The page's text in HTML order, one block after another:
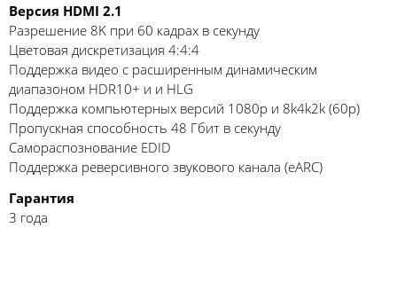
Версия HDMI 2.1
Разрешение 8K при 60 кадрах в секунду
Цветовая дискретизация 4:4:4
Поддержка видео с расширенным динамическим
диапазоном HDR10+ и и HLG
Поддержка компьютерных версий 1080p и 8k4k2k (60p)
Пропускная способность 48 Гбит в секунду
Самораспознование EDID
Поддержка реверсивного звукового канала (eARC)
Гарантия
3 года